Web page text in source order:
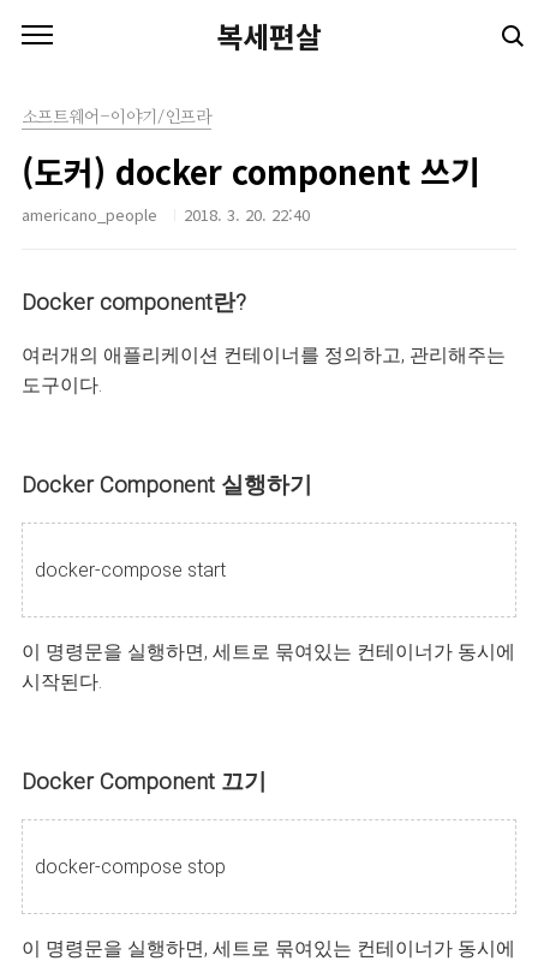
복세편살
소프트웨어-이야기/인프라
(도커) docker component 쓰기
americano_people 2018. 3. 20. 22:40
Docker component란?
여러개의 애플리케이션 컨테이너를 정의하고, 관리해주는
도구이다.
Docker Component 실행하기
docker-compose start
이 명령문을 실행하면, 세트로 묶여있는 컨테이너가 동시에
시작된다.
Docker Component 끄기
docker-compose stop
이 명령문을 실행하면, 세트로 묶여있는 컨테이너가 동시에